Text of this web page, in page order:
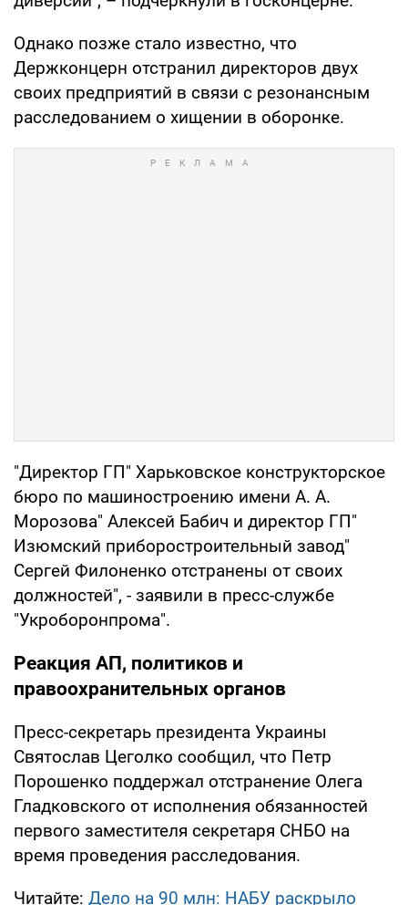
Однако позже стало известно, что
Держконцерн отстранил директоров двух
своих предприятий в связи с резонансным
расследованием о хищении в оборонке.
"Директор ГП" Харьковское конструкторское
бюро по машиностроению имени А. А.
Морозова" Алексей Бабич и директор ГП"
Изюмский приборостроительный завод"
Сергей Филоненко отстранены от своих
должностей", - заявили в пресс-службе
"Укроборонпрома".
Реакция АП, политиков и
правоохранительных органов
Пресс-секретарь президента Украины
Святослав Цеголко сообщил, что Петр
Порошенко поддержал отстранение Олега
Гладковского от исполнения обязанностей
первого заместителя секретаря СНБО на
время проведения расследования.
Читайте: Дело на 90 млн: НАБУ раскрыло